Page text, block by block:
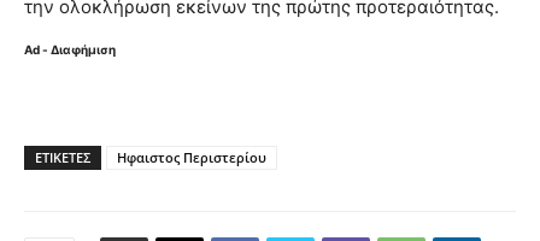
την ολοκλήρωση εκείνων της πρώτης προτεραιότητας.
Ad - Διαφήμιση
ΕΤΙΚΈΤΕΣ Ηφαιστος Περιστερίου